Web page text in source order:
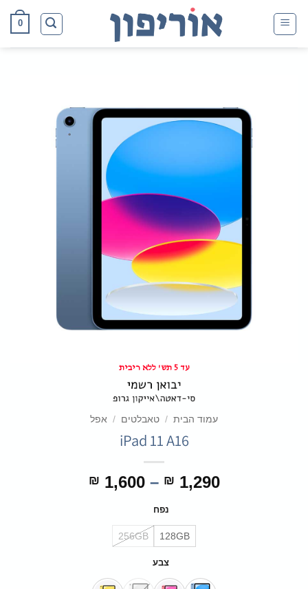
0
עד 5 תש' ללא ריבית
עמוד הבית / טאבלטים / אפל
iPad 11 A16
₪ 1,290
–
₪ 1,600
נפח
128GB
256GB
צבע